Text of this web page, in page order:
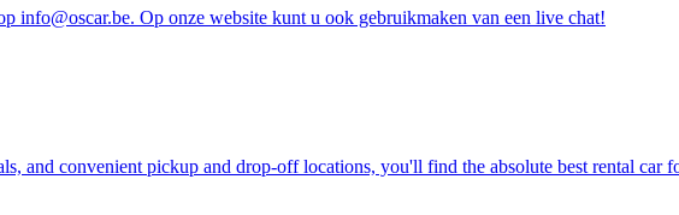
info@oscar.be. Op onze website kunt u ook gebruikmaken van een live chat!
and convenient pickup and drop-off locations, you'll find the absolute best rental car